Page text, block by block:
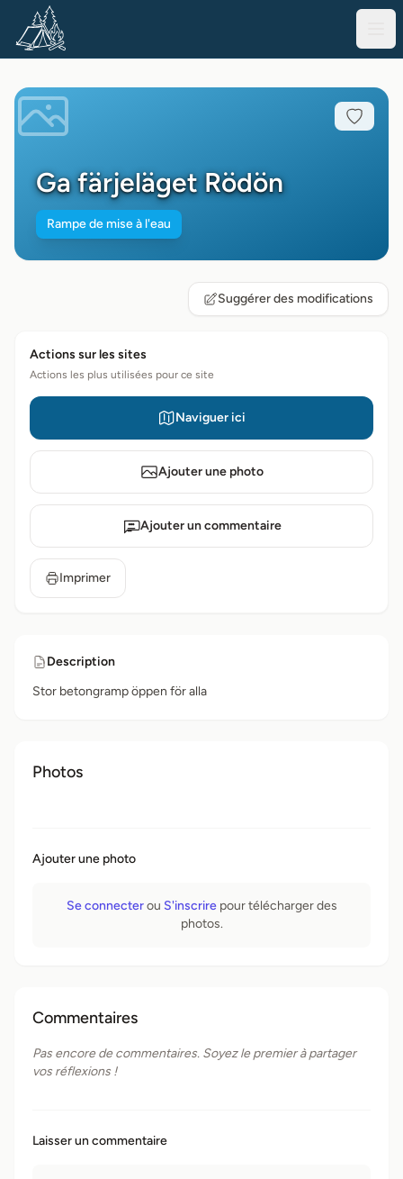
Ga färjeläget Rödön
Rampe de mise à l'eau
Suggérer des modifications
Actions sur les sites
Actions les plus utilisées pour ce site
Naviguer ici
Ajouter une photo
Ajouter un commentaire
Imprimer
Description
Stor betongramp öppen för alla
Photos
Ajouter une photo
Se connecterou S'inscrirepour télécharger des
photos.
Commentaires
Pas encore de commentaires. Soyez le premier à partager
vos réflexions !
Laisser un commentaire